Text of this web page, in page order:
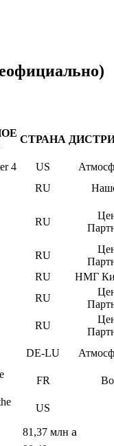
СТРАНА
4 US
RU
RU
RU
RU
НМГ
RU
RU
DE-LU
FR
US
81,37 млн a